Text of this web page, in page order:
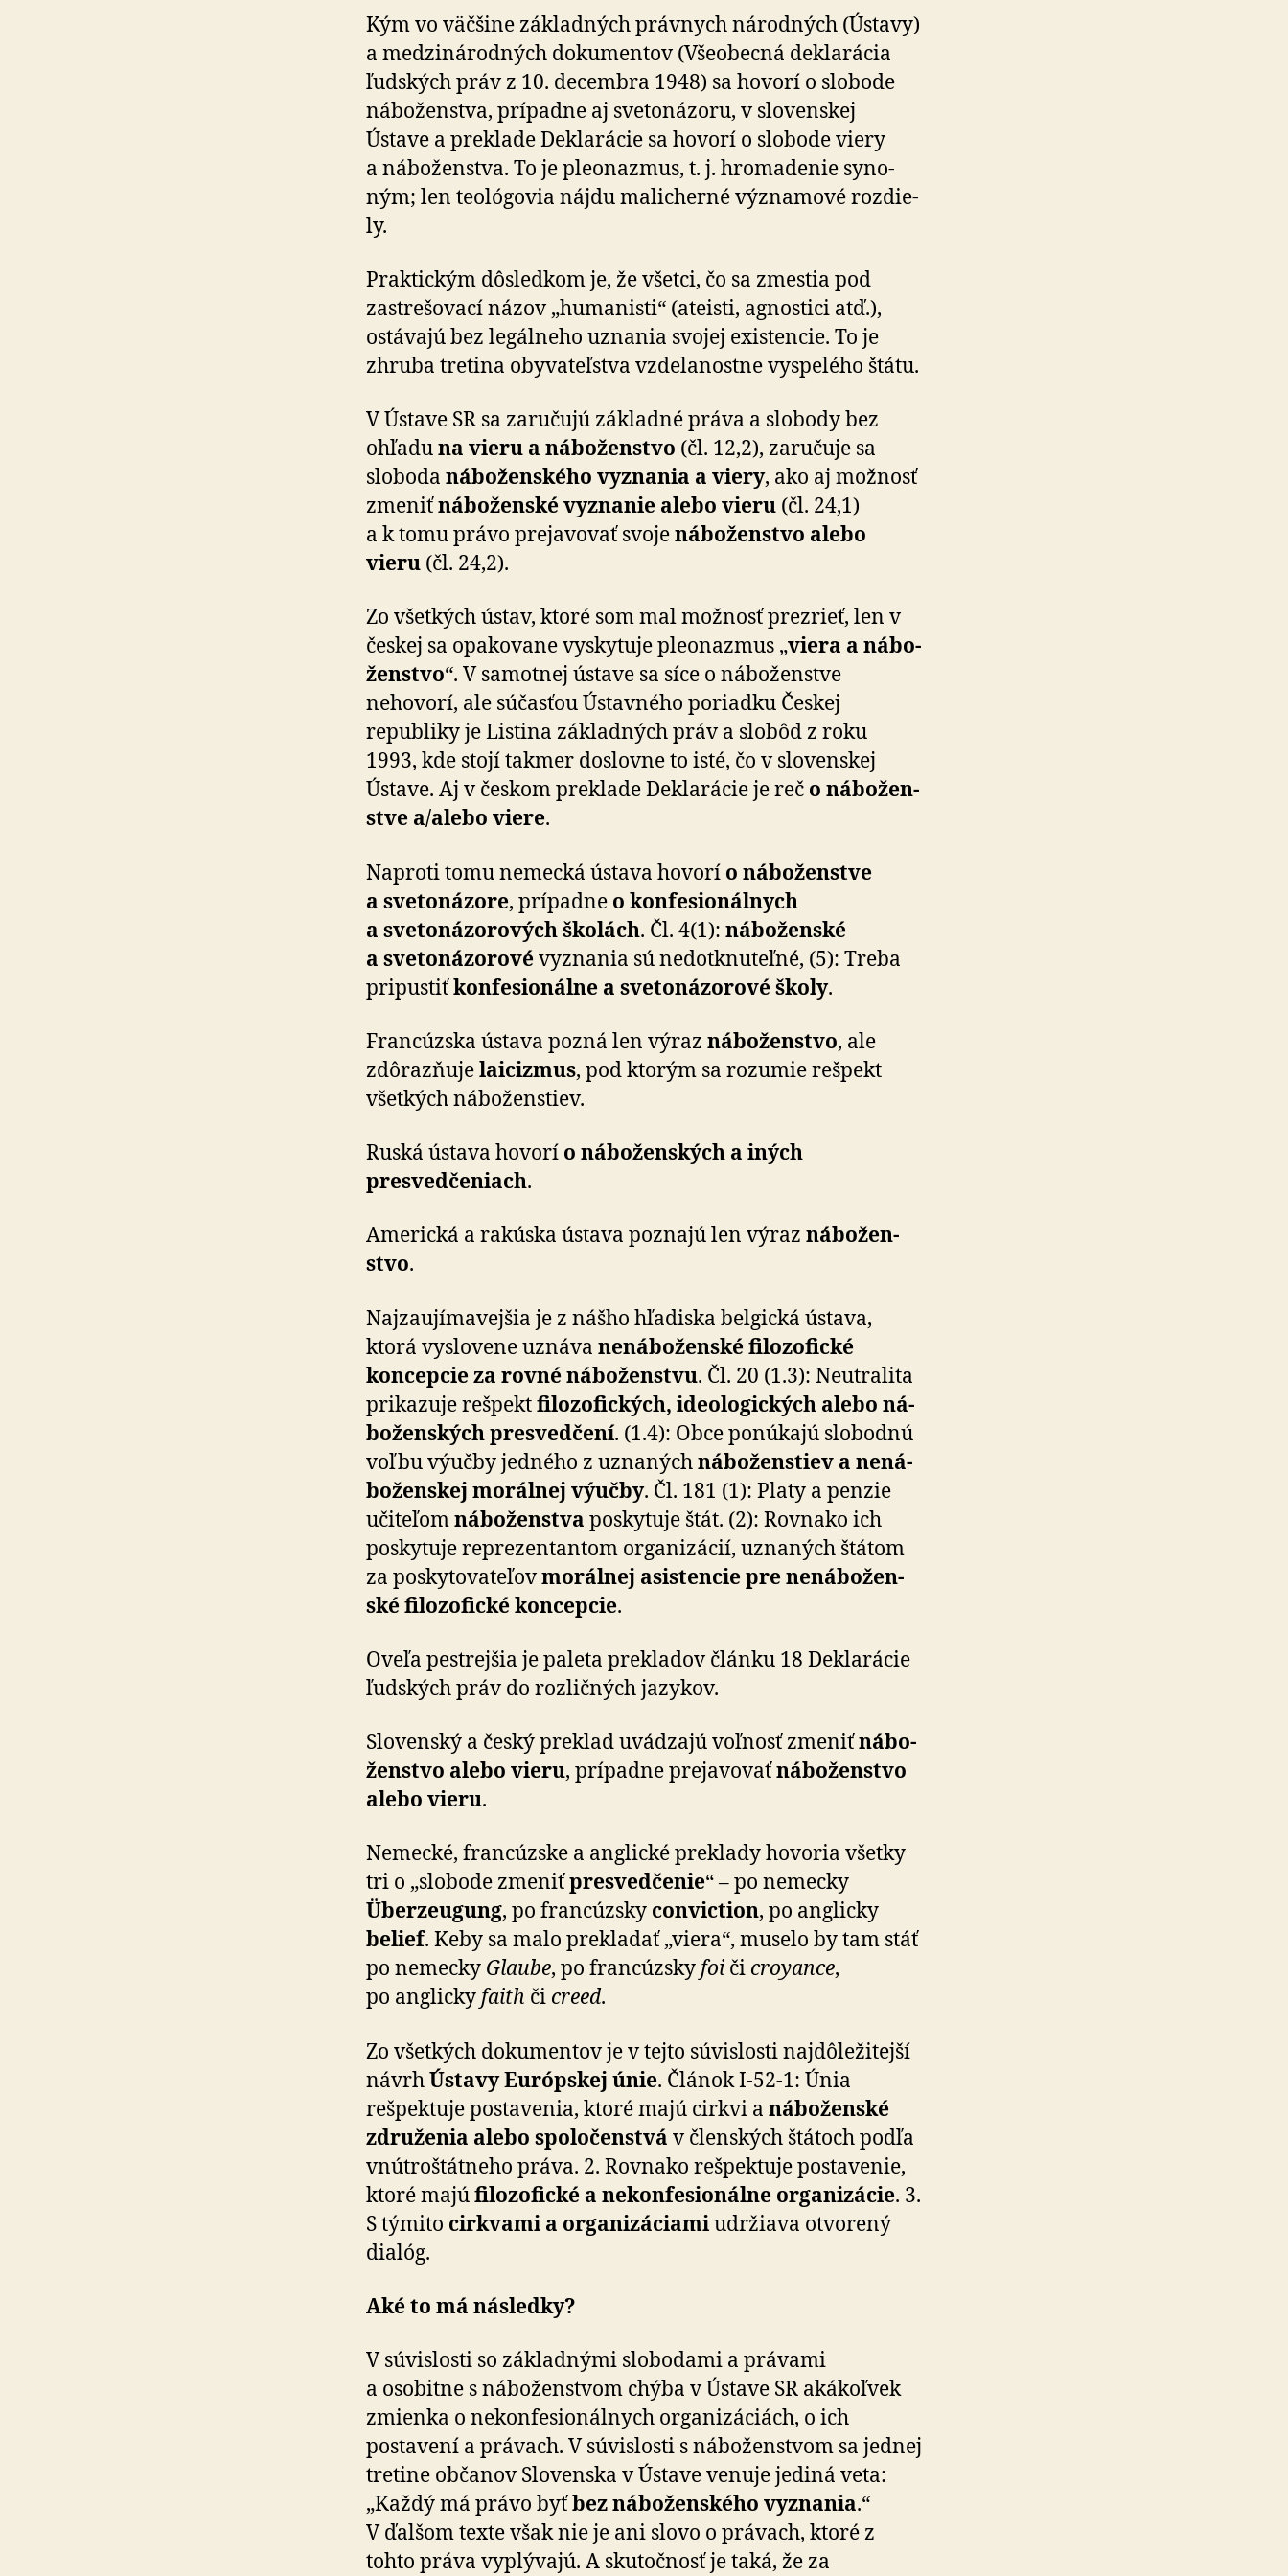
Kým vo väčšine základných právnych národných (Ústavy)
a me­dzi­ná­rod­ných do­ku­men­tov (Vše­o­becná de­kla­rá­cia
ľudských práv z 10. de­cem­bra 1948) sa hovorí o slo­bo­de
ná­bo­žen­stva, prí­padne aj sve­to­ná­zo­ru, v slo­ven­skej
Ústave a pre­kla­de De­kla­rá­cie sa hovorí o slo­bo­de viery
a ná­bo­žen­stva. To je ple­o­nazmus, t. j. hro­ma­de­nie sy­no­
ným; len teo­ló­go­via nájdu ma­li­cher­né význa­mo­vé roz­die­
ly.
Praktickým dôsledkom je, že všetci, čo sa zmestia pod
zastrešovací názov „humanisti“ (ateisti, agnostici atď.),
ostávajú bez legálneho uznania svojej existencie. To je
zhruba tretina obyvateľstva vzdelanostne vyspelého štátu.
V Ústave SR sa zaručujú základné práva a slobody bez
ohľaduna vieru a ná­bo­žen­stvo (čl. 12,2), zaručuje sa
sloboda ná­bo­žen­ského vyznania a viery, ako aj možnosť
zmeniťná­bo­žen­ské vyznanie alebo vieru (čl. 24,1)
a k tomu právo prejavovať svojená­bo­žen­stvo alebo
vieru (čl. 24,2).
Zo všetkých ústav, ktoré som mal možnosť prezrieť, len v
českej sa opakovane vyskytuje pleonazmus „viera a ná­bo­
žen­stvo“. V samotnej ústave sa síce o ná­bo­žen­stve
nehovorí, ale súčasťou Ústavného poriadku Českej
republiky je Listina základných práv a slobôd z roku
1993, kde stojí takmer doslovne to isté, čo v slovenskej
Ústave. Aj v českom preklade Deklarácie je reč o ná­bo­žen­
stve a/alebo viere.
Naproti tomu nemecká ústava hovorí o ná­bo­žen­stve
a svetonázore, prípadne o konfesionálnych
a svetonázorových školách. Čl. 4(1): ná­bo­žen­ské
a svetonázorovévyznania sú nedotknuteľné, (5): Treba
pripustiťkonfesionálne a svetonázorové školy.
Francúzska ústava pozná len výraz ná­bo­žen­stvo, ale
zdôrazňujelaicizmus, pod ktorým sa rozumie rešpekt
všetkých ná­bo­žen­stiev.
Ruská ústava hovorí o ná­bo­žen­ských a iných
presvedčeniach.
Americká a rakúska ústava poznajú len výraz ná­bo­žen­
stvo.
Najzaujímavejšia je z nášho hľadiska belgická ústava,
ktorá vyslovene uznáva nená­bo­žen­ské filozofické
koncepcie za rovné ná­bo­žen­stvu. Čl. 20 (1.3): Neutralita
prikazuje rešpektfilozofických, ideologických alebo ná­
bo­žen­ských presvedčení. (1.4): Obce ponúkajú slobodnú
voľbu výučby jedného z uznanýchná­bo­žen­stiev a nená­
bo­žen­skej morálnej výučby. Čl. 181 (1): Platy a penzie
učiteľomná­bo­žen­stva poskytuje štát. (2): Rovnako ich
poskytuje reprezentantom organizácií, uznaných štátom
za poskytovateľovmorálnej asistencie pre nená­bo­žen­
ské filozofické koncepcie.
Oveľa pestrejšia je paleta prekladov článku 18 Deklarácie
ľudských práv do rozličných jazykov.
Slovenský a český preklad uvádzajú voľnosť zmeniťná­bo­
žen­stvo alebo vieru, prípadne prejavovaťná­bo­žen­stvo
alebo vieru.
Nemecké, francúzske a anglické preklady hovoria všetky
tri o „slobode zmeniťpresvedčenie“ – po nemecky
Überzeugung, po francúzsky conviction, po anglicky
belief. Keby sa malo prekladať „viera“, muselo by tam stáť
po nemecky Glaube, po francúzskyfoi či croyance,
po anglickyfaith či creed.
Zo všetkých dokumentov je v tejto súvislosti najdôležitejší
návrhÚstavy Európskej únie. Článok I-52-1: Únia
rešpektuje postavenia, ktoré majú cirkvi a ná­bo­žen­ské
združenia alebo spoločenstvá v členských štátoch podľa
vnútroštátneho práva. 2. Rovnako rešpektuje postavenie,
ktoré majúfilozofické a nekonfesionálne organizácie. 3.
S týmito cirkvami a organizáciamiudržiava otvorený
dialóg.
Aké to má následky?
V súvislosti so základnými slobodami a právami
a osobitne s ná­bo­žen­stvom chýba v Ústave SR akákoľvek
zmienka o nekonfesionálnych organizáciách, o ich
postavení a právach. V súvislosti s ná­bo­žen­stvom sa jednej
tretine občanov Slovenska v Ústave venuje jediná veta:
„Každý má právo byťbez ná­bo­žen­ského vyznania.“
V ďalšom texte však nie je ani slovo o právach, ktoré z
tohto práva vyplývajú. A skutočnosť je taká, že za